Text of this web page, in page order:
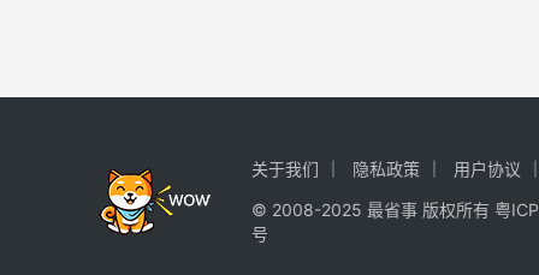
关于我们 隐私政策
用户协议
© 2008-2025 最省事 版权所有 粤
号